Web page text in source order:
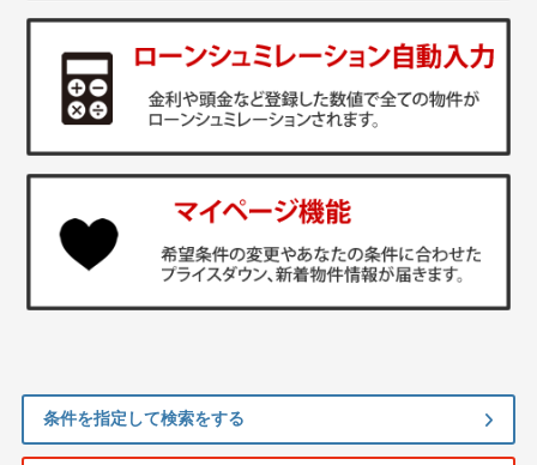
条件を指定して検索をする